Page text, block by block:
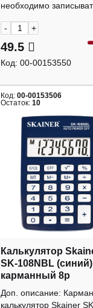
необходимо
- +
49.5
Код: 00-00153550
Код: 00-00153506
Остаток: 10
Калькулятор
SK-108NBL (синий)
карманный 8р
Доп. описание:
калькулятор Skainer